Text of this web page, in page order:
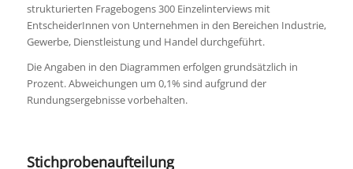
strukturier­ten Fragebogens 300 Einzelinterviews mit
EntscheiderInnen von Unternehmen in den Bereichen Industrie,
Gewerbe, Dienstleistung und Handel durchgeführt.
Die Angaben in den Diagrammen erfolgen grundsätzlich in
Prozent. Abweichungen um 0,1% sind aufgrund der
Rundungsergebnisse vorbehalten.
Stichprobenaufteilung